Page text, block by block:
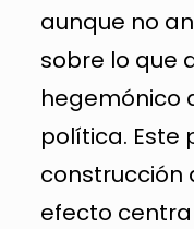
aunque no
sobre lo que
hegemónico
política. Este
construcción
efecto